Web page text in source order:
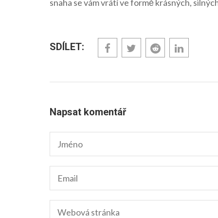
snaha se vám vrátí ve formě krásných,
SDÍLET:
Napsat komentář